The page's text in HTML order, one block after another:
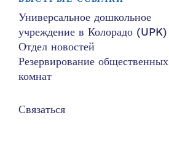
Универсальное дошкольное
учреждение в Колорадо (UPK)
Отдел новостей
Резервирование общественных
комнат
Связаться